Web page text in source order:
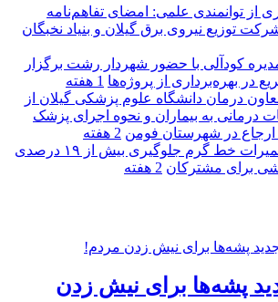
از توانمندی علمی: امضای تفاهم‌نامه
توزیع نیروی برق گیلان و بنیاد نخبگان
کودآلی با حضور شهردار رشت برگزار
در بهره‌برداری از پروژه‌ها 1 هفته
درمان دانشگاه علوم پزشکی گیلان از
درمانی به بیماران و نحوه اجرای پزشک
ارجاع در شهرستان فومن 2 هفته
با استفاده از تعمیرات خط گرم جلوگیری بیش از ۱۹ درصدی
برای مشتركان 2 هفته
پشه‌ها برای نیش زدن